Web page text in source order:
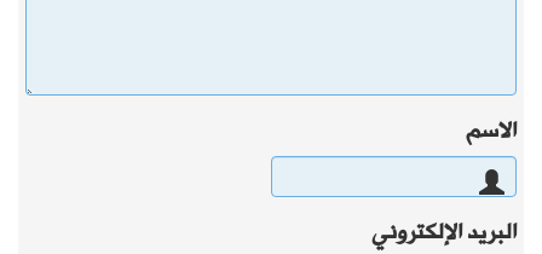
الاسم
البريد الإلكتروني